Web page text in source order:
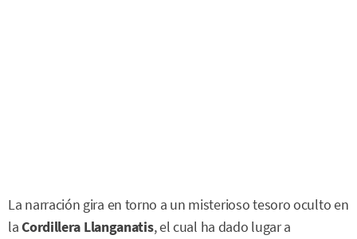
La narración gira en torno a un misterioso tesoro oculto en
laCordillera Llanganatis, el cual ha dado lugar a